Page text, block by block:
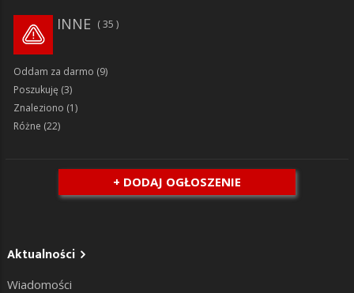
35
INNE
Oddam za darmo (9)
Poszukuję (3)
Znaleziono (1)
Różne (22)
+ DODAJ OGŁOSZENIE
Aktualności
Wiadomości